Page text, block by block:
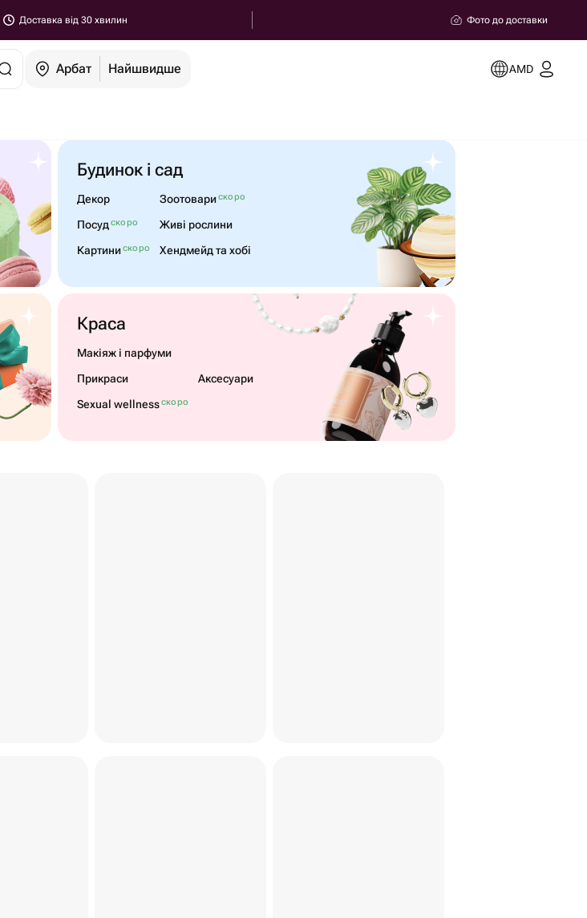
Доставка від 30 хвилин Фото до доставки
Арбат Найшвидше AMD
Будинок і сад
Декор
Посудскоро
Картинискоро
Зоотоварискоро
Живі рослини
Хендмейд та хобі
Краса
Макіяж і парфуми
Прикраси
Sexual wellnessскоро
Аксесуари